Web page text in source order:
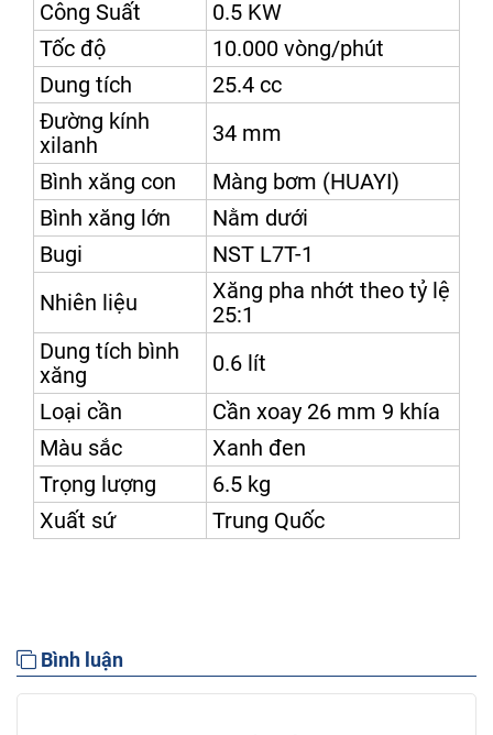
Công Suất
0.5 KW
Tốc độ
10.000 vòng/phút
Dung tích
25.4 cc
Đường kính
xilanh
34 mm
Bình xăng con
Màng bơm (HUAYI)
Bình xăng lớn
Nằm dưới
Bugi
NST L7T-1
Nhiên liệu
Xăng pha nhớt theo tỷ lệ
25:1
Dung tích bình
xăng
0.6 lít
Loại cần
Cần xoay 26 mm 9 khía
Màu sắc
Xanh đen
Trọng lượng
6.5 kg
Xuất sứ
Trung Quốc
Bình luận